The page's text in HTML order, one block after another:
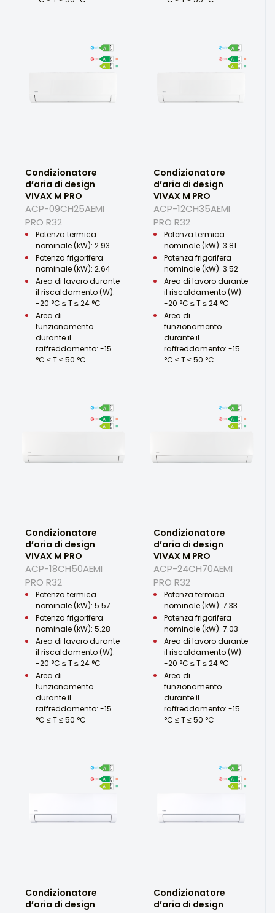
Condizionatore
d’aria di design
VIVAX M PRO
ACP-09CH25AEMI
PRO R32
Potenza termica
nominale (kW): 2.93
Potenza frigorifera
nominale (kW): 2.64
Area di lavoro durante
il riscaldamento (W):
-20 °C ≤ T ≤ 24 °C
Area di
funzionamento
durante il
raffreddamento: -15
°C ≤ T ≤ 50 °C
Condizionatore
d’aria di design
VIVAX M PRO
ACP-12CH35AEMI
PRO R32
Potenza termica
nominale (kW): 3.81
Potenza frigorifera
nominale (kW): 3.52
Area di lavoro durante
il riscaldamento (W):
-20 °C ≤ T ≤ 24 °C
Area di
funzionamento
durante il
raffreddamento: -15
°C ≤ T ≤ 50 °C
Condizionatore
d’aria di design
VIVAX M PRO
ACP-18CH50AEMI
PRO R32
Potenza termica
nominale (kW): 5.57
Potenza frigorifera
nominale (kW): 5.28
Area di lavoro durante
il riscaldamento (W):
-20 °C ≤ T ≤ 24 °C
Area di
funzionamento
durante il
raffreddamento: -15
°C ≤ T ≤ 50 °C
Condizionatore
d’aria di design
VIVAX M PRO
ACP-24CH70AEMI
PRO R32
Potenza termica
nominale (kW): 7.33
Potenza frigorifera
nominale (kW): 7.03
Area di lavoro durante
il riscaldamento (W):
-20 °C ≤ T ≤ 24 °C
Area di
funzionamento
durante il
raffreddamento: -15
°C ≤ T ≤ 50 °C
Condizionatore
d’aria di design
Condizionatore
d’aria di design